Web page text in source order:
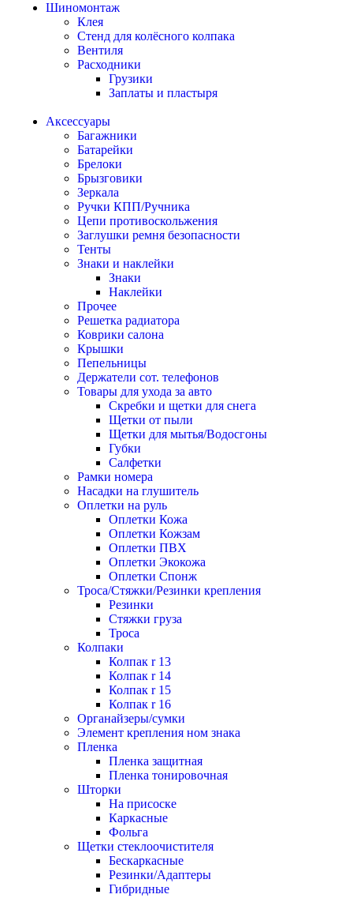
Шиномонтаж
Клея
Стенд для колёсного колпака
Вентиля
Расходники
Грузики
Заплаты и пластыря
Аксессуары
Багажники
Батарейки
Брелоки
Брызговики
Зеркала
Ручки КПП/Ручника
Цепи противоскольжения
Заглушки ремня безопасности
Тенты
Знаки и наклейки
Знаки
Наклейки
Прочее
Решетка радиатора
Коврики салона
Крышки
Пепельницы
Держатели сот. телефонов
Товары для ухода за авто
Скребки и щетки для снега
Щетки от пыли
Щетки для мытья/Водосгоны
Губки
Салфетки
Рамки номера
Насадки на глушитель
Оплетки на руль
Оплетки Кожа
Оплетки Кожзам
Оплетки ПВХ
Оплетки Экокожа
Оплетки Спонж
Троса/Стяжки/Резинки крепления
Резинки
Стяжки груза
Троса
Колпаки
Колпак r 13
Колпак r 14
Колпак r 15
Колпак r 16
Органайзеры/сумки
Элемент крепления ном знака
Пленка
Пленка защитная
Пленка тонировочная
Шторки
На присоске
Каркасные
Фольга
Щетки стеклоочистителя
Бескаркасные
Резинки/Адаптеры
Гибридные